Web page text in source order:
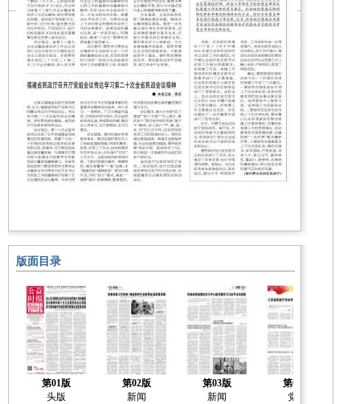
版面目录
第01版
头版
第02版
新闻
第03版
新闻
第04版
党建